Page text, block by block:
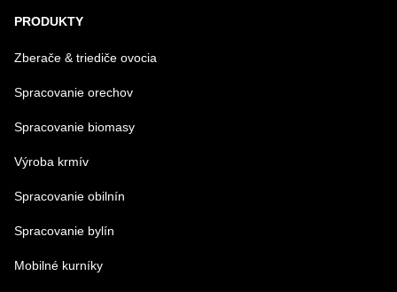
PRODUKTY
Zberače & triediče ovocia
Spracovanie orechov
Spracovanie biomasy
Výroba krmív
Spracovanie obilnín
Spracovanie bylín
Mobilné kurníky